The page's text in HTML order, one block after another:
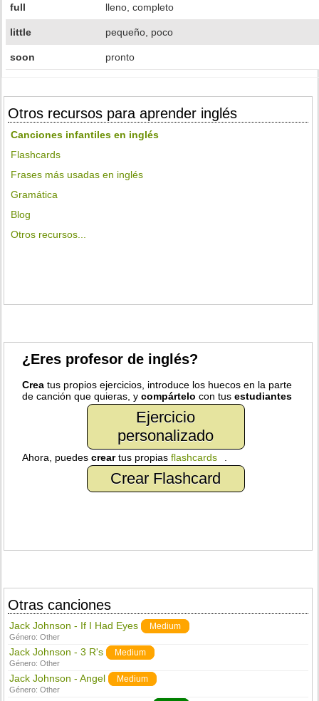
full lleno, completo
little pequeño, poco
soon pronto
Otros recursos para aprender inglés
Canciones infantiles en inglés
Flashcards
Frases más usadas en inglés
Gramática
Blog
Otros recursos...
¿Eres profesor de inglés?
Crea tus propios ejercicios, introduce los huecos en la parte
de canción que quieras, ycompártelo con tusestudiantes
Ejercicio
personalizado
Ahora, puedescreartus propiasflashcards
Crear Flashcard
Otras canciones
Jack Johnson - If I Had Eyes Medium
Género:Other
Jack Johnson - 3 R's Medium
Género:Other
Jack Johnson - Angel Medium
Género:Other